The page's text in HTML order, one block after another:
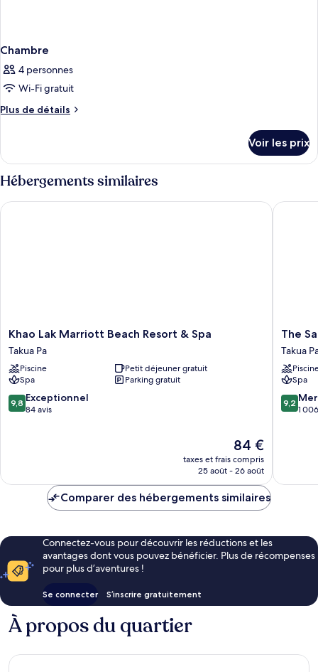
Chambre
4 personnes
Wi-Fi gratuit
Plus de détails
Plus
le
type
de
Chambre
Voir les prix
Hébergements similaires
Khao
Lak
Marriott
Beach
Resort
&
Spa
Khao Lak Marriott Beach Resort & Spa
Takua Pa
Piscine
Petit déjeuner gratuit
Spa
Parking gratuit
9.8
sur
9,8 Exceptionnel
84 avis
Le
nouveau
prix
de
84 €
taxes et frais compris
25 août - 26 août
Khao Lak Marriott Beach Resort & Spa
The
Sands
Khao
Lak
by
Takua
The
Takua
Spa
9.2
sur
9,2
1
The
Comparer des hébergements similaires
Connectez-vous pour découvrir les réductions et les
avantages dont vous pouvez bénéficier. Plus de récompenses
pour plus d’aventures !
Se connecter S’inscrire gratuitement
À propos du quartier